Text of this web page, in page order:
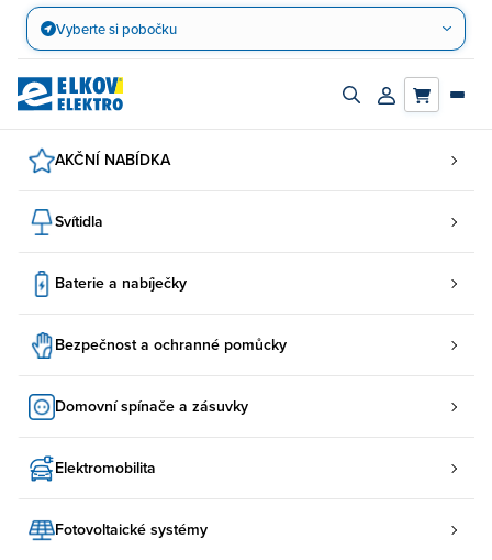
Přejít
obsah
Vyberte si pobočku
Zapnout/vypnout
Přihlásit/
AKČNÍ NABÍDKA
Svítidla
Baterie a nabíječky
Bezpečnost a ochranné pomůcky
Domovní spínače a zásuvky
Elektromobilita
Fotovoltaické systémy